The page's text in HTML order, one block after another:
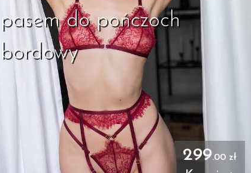
pasem do pończoch
bordowy
299.00 zł